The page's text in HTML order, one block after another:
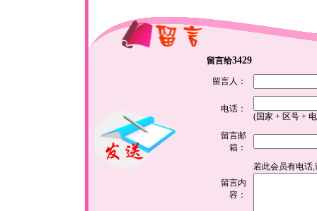
留言给3429
留言人：
电话：
(国家 + 区号 +
留言邮
箱：
留言内
容：
若此会员有电话